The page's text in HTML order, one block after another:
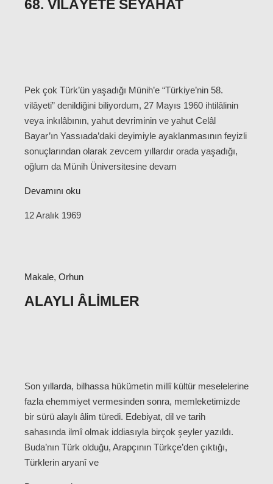
68. VILÂYETE SEYAHAT
Pek çok Türk’ün yaşadığı Münih’e “Türkiye’nin 58.
vilâyeti” denildiğini biliyordum, 27 Mayıs 1960 ihtilâlinin
veya inkılâbının, yahut devriminin ve yahut Celâl
Bayar’ın Yassıada’daki deyimiyle ayaklanmasının feyizli
sonuçlarından olarak zevcem yıllardır orada yaşadığı,
oğlum da Münih Üniversitesine devam
Devamını oku
12 Aralık 1969
Makale, Orhun
ALAYLI ÂLIMLER
Son yıllarda, bilhassa hükümetin millî kültür meselelerine
fazla ehemmiyet vermesinden sonra, memleketimizde
bir sürü alaylı âlim türedi. Edebiyat, dil ve tarih
sahasında ilmî olmak iddiasıyla birçok şeyler yazıldı.
Buda’nın Türk olduğu, Arapçının Türkçe’den çıktığı,
Türklerin aryanî ve